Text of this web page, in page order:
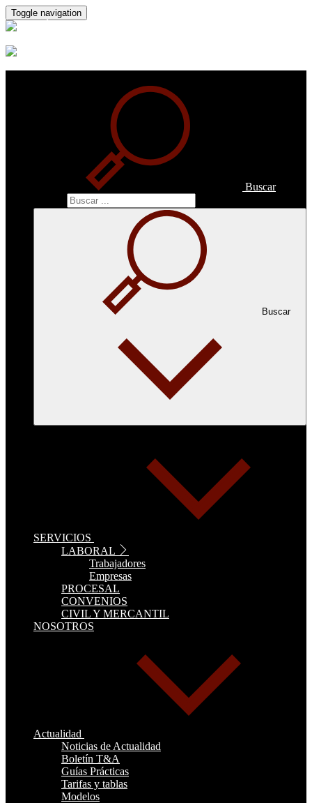
Toggle navigation
Buscar
Buscar
SERVICIOS
LABORAL
Trabajadores
Empresas
PROCESAL
CONVENIOS
CIVIL Y MERCANTIL
NOSOTROS
Actualidad
Noticias de Actualidad
Boletín T&A
Guías Prácticas
Tarifas y tablas
Modelos